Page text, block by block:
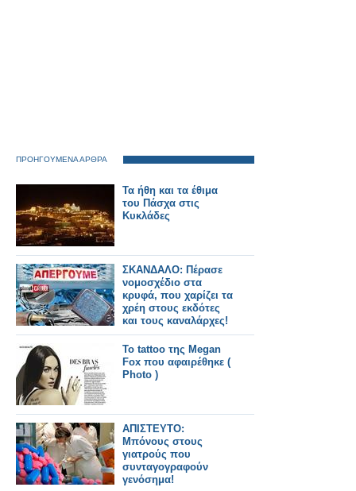
ΠΡΟΗΓΟΥΜΕΝΑ ΑΡΘΡΑ
Τα ήθη και τα έθιμα
του Πάσχα στις
Κυκλάδες
ΣΚΑΝΔΑΛΟ: Πέρασε
νομοσχέδιο στα
κρυφά, που χαρίζει τα
χρέη στους εκδότες
και τους καναλάρχες!
Το tattoo της Megan
Fox που αφαιρέθηκε (
Photo )
ΑΠΙΣΤΕΥΤΟ:
Μπόνους στους
γιατρούς που
συνταγογραφούν
γενόσημα!